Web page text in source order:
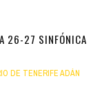
26-27 SINFÓNICA
DE TENERIFE ADÁN